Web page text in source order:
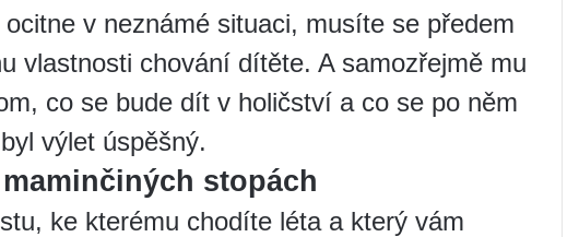
v neznámé situaci, musíte se předem
vlastnosti chování dítěte. A samozřejmě mu
co se bude dít v holičství a co se po něm
výlet úspěšný.
stopách
ke kterému chodíte léta a který vám